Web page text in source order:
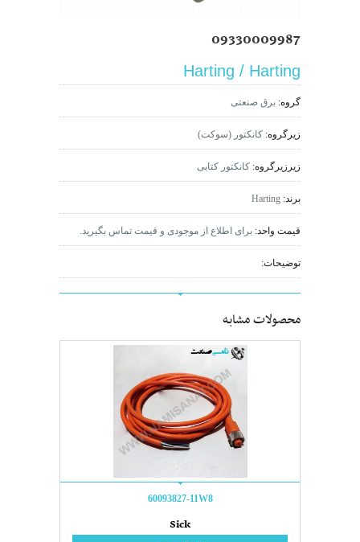
09330009987
Harting / Harting
گروه: برق صنعتی
زیرگروه: کانکتور (سوکت)
زیرزیرگروه: کانکتور کتابی
برند: Harting
قیمت واحد: برای اطلاع از موجودی و قیمت تماس بگیرید.
توضیحات:
محصولات مشابه
60093827-11W8
Sick